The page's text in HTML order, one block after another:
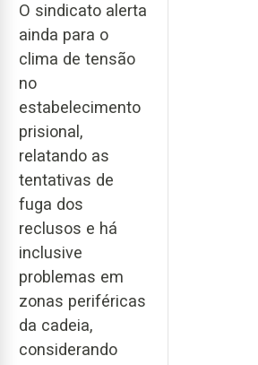
O sindicato alerta
ainda para o
clima de tensão
no
estabelecimento
prisional,
relatando as
tentativas de
fuga dos
reclusos e há
inclusive
problemas em
zonas periféricas
da cadeia,
considerando